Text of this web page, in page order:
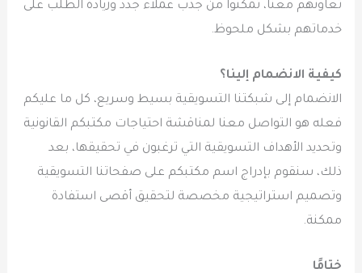
تعاونهم معنا، تمكنوا من جذب عملاء جدد وزيادة الطلب على
خدماتهم بشكل ملحوظ.
كيفية الانضمام إلينا؟
الانضمام إلى شبكتنا التسويقية بسيط وسريع، كل ما عليكم
فعله هو التواصل معنا لمناقشة احتياجات مكتبكم القانونية
وتحديد الأهداف التسويقية التي ترغبون في تحقيقها، بعد
ذلك، سنقوم بإدراج اسم مكتبكم على صفحاتنا التسويقية
وتصميم استراتيجية مخصصة لتحقيق أقصى استفادة
ممكنة.
ختامًا